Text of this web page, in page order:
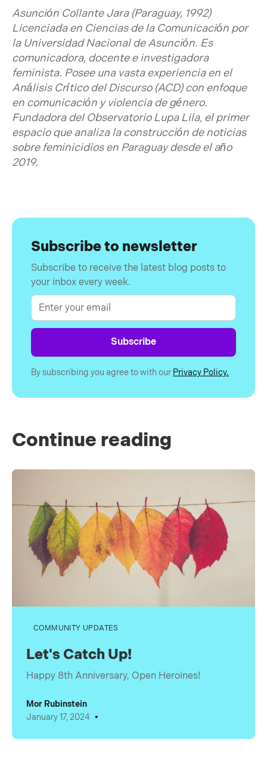
Asunción Collante Jara(Paraguay, 1992)
Licenciada en Ciencias de la Comunicación por
la Universidad Nacional de Asunción. Es
comunicadora, docente e investigadora
feminista. Posee una vasta experiencia en el
Análisis Crítico del Discurso (ACD) con enfoque
en comunicación y violencia de género.
Fundadora del Observatorio Lupa Lila, el primer
espacio que analiza la construcción de noticias
sobre feminicidios en Paraguay desde el año
2019.
Subscribe to newsletter
Subscribe to receive the latest blog posts to
your inbox every week.
By subscribing you agree to with our Privacy Policy.
Continue reading
COMMUNITY UPDATES
Let's Catch Up!
Happy 8th Anniversary, Open Heroines!
Mor Rubinstein
January 17, 2024 •